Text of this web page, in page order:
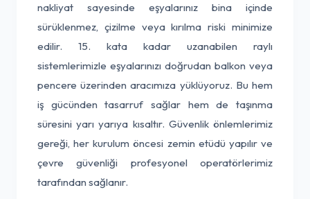
nakliyat sayesinde eşyalarınız bina içinde
sürüklenmez, çizilme veya kırılma riski minimize
edilir. 15. kata kadar uzanabilen raylı
sistemlerimizle eşyalarınızı doğrudan balkon veya
pencere üzerinden aracımıza yüklüyoruz. Bu hem
iş gücünden tasarruf sağlar hem de taşınma
süresini yarı yarıya kısaltır. Güvenlik önlemlerimiz
gereği, her kurulum öncesi zemin etüdü yapılır ve
çevre güvenliği profesyonel operatörlerimiz
tarafından sağlanır.